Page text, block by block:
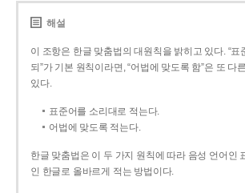
해설
이 조항은 한글 맞춤법의 대원칙을 밝히고 있다. “표
되”가 기본 원칙이라면, “어법에 맞도록 함”은 또 다
있다.
표준어를 소리대로 적는다.
어법에 맞도록 적는다.
한글 맞춤법은 이 두 가지 원칙에 따라 음성 언어인
인 한글로 올바르게 적는 방법이다.